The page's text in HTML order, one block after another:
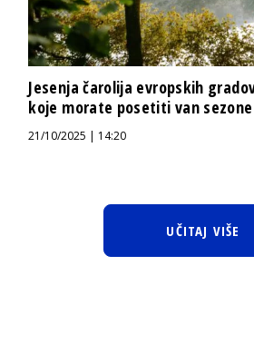
Jesenja čarolija evropskih
koje morate posetiti van sezone
21/10/2025 | 14:20
UČITAJ VIŠE